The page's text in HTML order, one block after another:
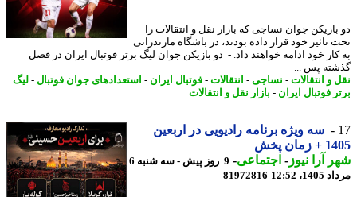
جوان نساجی که بازار نقل و انتقالات را
تاثیر خود قرار داده بودند، در باشگاه مازندرانی
خود ادامه خواهند داد. - دو بازیکن جوان لیگ برتر فوتبال ایران در فصل
پس ...
و انتقالات-نساجی-انتقالات-فوتبال ایران - استعدادهای جوان فوتبال-لیگ
فوتبال ایران - بازار نقل و انتقالات
سه ویژه برنامه رادیویی در اربعین
پخش
آرا نیوز-اجتماعی-
9 روز پیش - سه شنبه 6
12:52
81972816